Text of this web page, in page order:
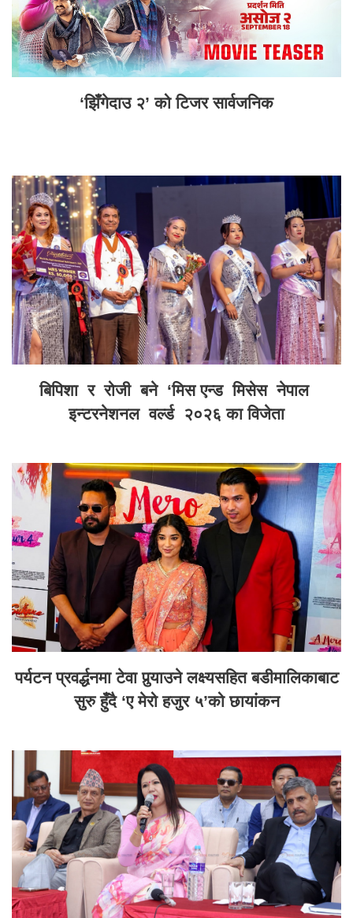
‘झिँगेदाउ २’ को टिजर सार्वजनिक
बिपिशा र रोजी बने ‘मिस एन्ड मिसेस नेपाल
इन्टरनेशनल वर्ल्ड २०२६ का विजेता
पर्यटन प्रवर्द्धनमा टेवा पुर्‍याउने लक्ष्यसहित बडीमालिकाबाट
सुरु हुँदै ‘ए मेरो हजुर ५’को छायांकन